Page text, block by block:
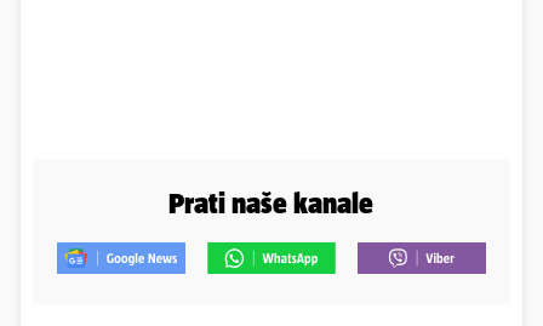
Prati naše kanale